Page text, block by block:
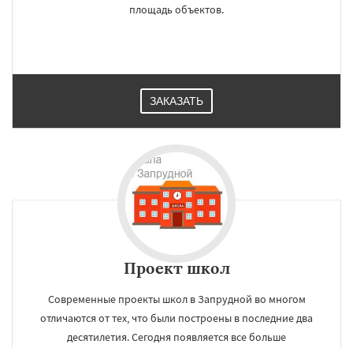
площадь объектов.
ЗАКАЗАТЬ
Проект школ
Современные проекты школ в Запрудной во многом
отличаются от тех, что были построены в последние два
десятилетия. Сегодня появляется все больше